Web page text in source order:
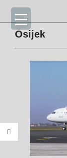
Skip
content
Primary
Navigation
MenuOsijek